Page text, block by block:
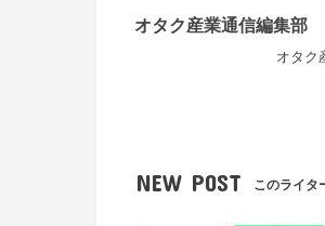
オタク産業通信編集部
オタク
NEW POST このライタ